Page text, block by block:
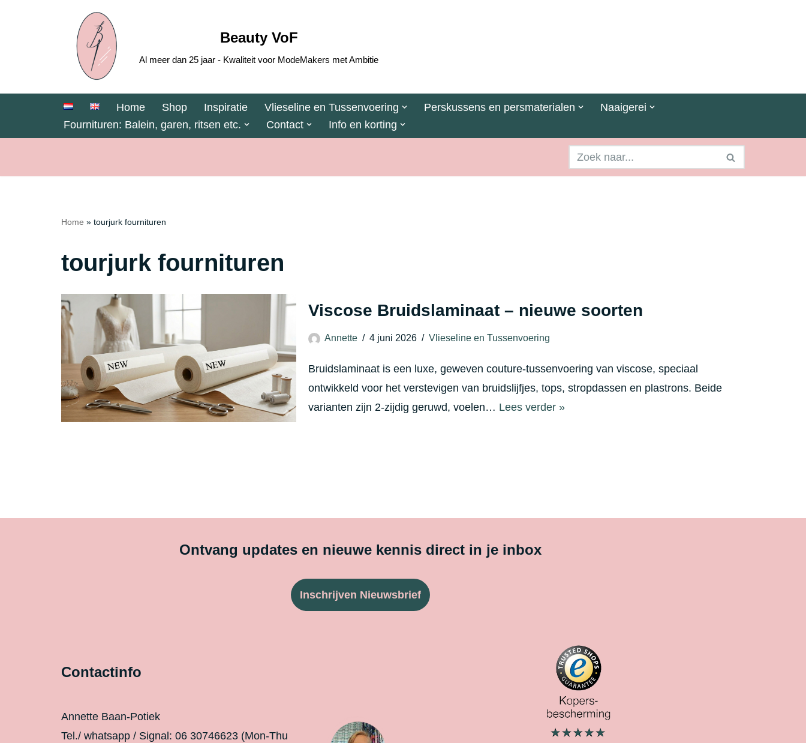
inhoud
Beauty VoF
Al meer dan 25 jaar - Kwaliteit voor ModeMakers met Ambitie
Home Shop Inspiratie Vlieseline en Tussenvoering Perskussens en persmaterialen
Naaigerei
Fournituren: Balein, garen, ritsen etc.
Contact Info en korting
Home » tourjurk fournituren
tourjurk fournituren
Viscose Bruidslaminaat – nieuwe soorten
Annette 4 juni 2026 Vlieseline en Tussenvoering
Bruidslaminaat is een luxe, geweven couture‑tussenvoering van viscose, speciaal
ontwikkeld voor het verstevigen van bruidslijfjes, tops, stropdassen en plastrons. Beide
varianten zijn 2‑zijdig geruwd, voelen… Lees verder »
Ontvang updates en nieuwe kennis direct in je inbox
Inschrijven Nieuwsbrief
Contactinfo
Annette Baan-Potiek
Tel./ whatsapp / Signal: 06 30746623 (Mon-Thu